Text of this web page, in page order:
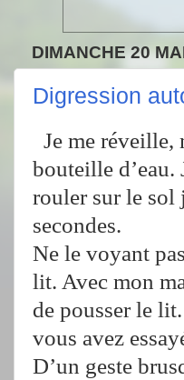
DIMANCHE 20
Digression
Je me réveille,
bouteille
rouler sur le sol
secondes.
Ne le voyant
lit. Avec mon
de pousser le
vous avez
D’un geste